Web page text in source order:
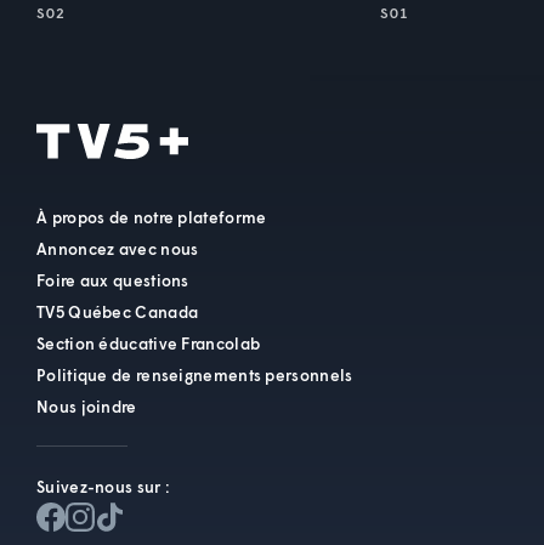
S02 S01
À propos de notre plateforme
Annoncez avec nous
Foire aux questions
TV5 Québec Canada
Section éducative Francolab
Politique de renseignements personnels
Nous joindre
Suivez-nous sur :